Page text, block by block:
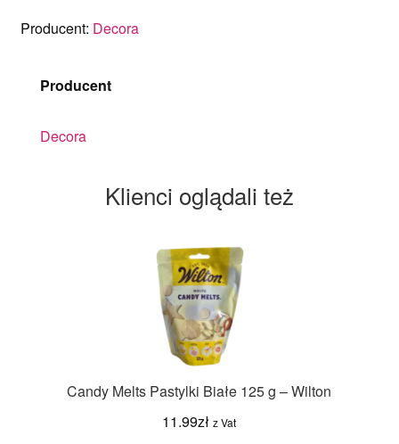
Producent: Decora
Producent
Decora
Klienci oglądali też
Candy Melts Pastylki Białe 125 g – Wilton
11.99zł z Vat